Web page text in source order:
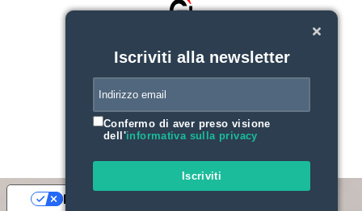
Iscriviti alla newsletter
Confermo di aver preso visione
dell'informativa sulla privacy
Iscriviti
Le tue preferenze relative alla privacy